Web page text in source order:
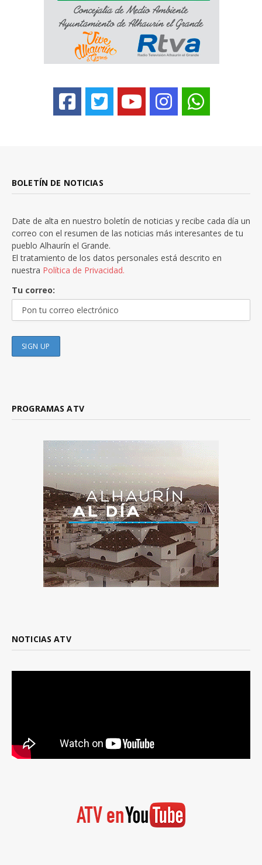
BOLETÍN DE NOTICIAS
Date de alta en nuestro boletín de noticias y recibe cada día un
correo con el resumen de las noticias más interesantes de tu
pueblo Alhaurín el Grande.
El tratamiento de los datos personales está descrito en
nuestra Política de Privacidad.
Tu correo:
PROGRAMAS ATV
NOTICIAS ATV